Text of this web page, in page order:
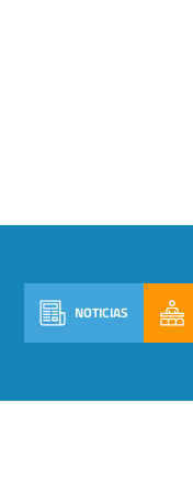
NOTICIAS